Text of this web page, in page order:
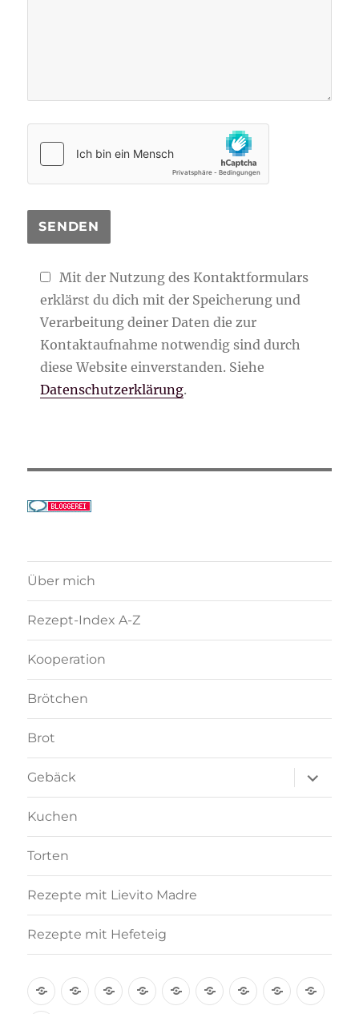
Mit der Nutzung des Kontaktformulars
erklärst du dich mit der Speicherung und
Verarbeitung deiner Daten die zur
Kontaktaufnahme notwendig sind durch
diese Website einverstanden. Siehe
Datenschutzerklärung.
Über mich
Rezept-Index A-Z
Kooperation
Brötchen
Brot
Gebäck
anzeigen
Kuchen
Torten
Rezepte mit Lievito Madre
Rezepte mit Hefeteig
Über
mich
Rezept-
Index
Kooperation
Brötchen
Brot GebäckKuchenTorten